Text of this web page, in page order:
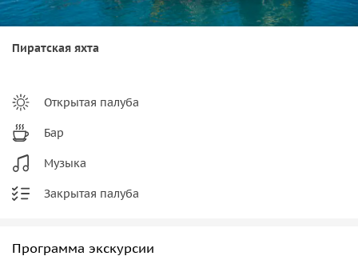
Пиратская яхта
Открытая палуба
Бар
Музыка
Закрытая палуба
Программа экскурсии